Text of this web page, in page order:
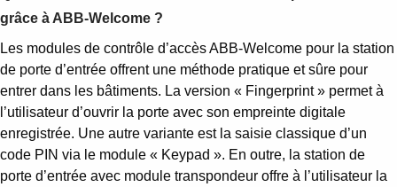
grâce à ABB-Welcome ?
Les modules de contrôle d’accès ABB-Welcome pour la station
de porte d’entrée offrent une méthode pratique et sûre pour
entrer dans les bâtiments. La version « Fingerprint » permet à
l’utilisateur d’ouvrir la porte avec son empreinte digitale
enregistrée. Une autre variante est la saisie classique d’un
code PIN via le module « Keypad ». En outre, la station de
porte d’entrée avec module transpondeur offre à l’utilisateur la